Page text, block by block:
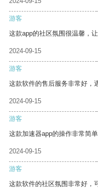
游客
这款app的社区氛围很温馨，
2024-09-15
游客
这款软件的售后服务非常好，
2024-09-15
游客
这款加速器app的操作非常简
2024-09-15
游客
这款软件的社区氛围非常好，